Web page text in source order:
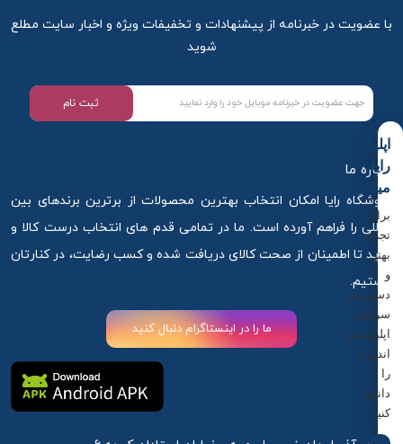
با عضویت در خبرنامه از پیشنهادات و تخفیفات ویژه و اخبار سایت مطلع
شوید
ثبت نام
درباره ما
فروشگاه رایا امکان انتخاب بهترین محصولات از برترین برندهای بین
المللی را فراهم آورده است. ما در تمامی قدم های انتخاب درست کالا و
خرید تا اطمینان از صحت کالای دریافت شده و کسب رضایت، در کنارتان
هستیم.
ما را در اینستاگرام دنبال کنید
اپلیکیشن
رایا
میکاپ
برای
تجربه
بهتر
و
دسترسی
سریع‌تر،
اپلیکیشن
اندروید
را
دانلود
کنید.